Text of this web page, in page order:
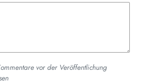
vor der Veröffentlichung